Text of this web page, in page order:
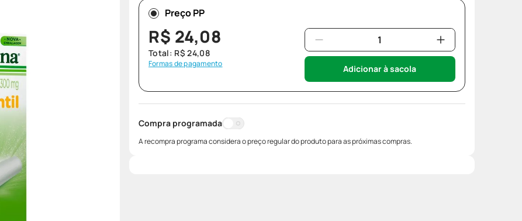
Preço PP
R$ 24,08
Total: R$ 24,08
Formas de pagamento Adicionar à sacola
Compra programada
A recompra programa considera o preço regular do produto para as próximas compras.